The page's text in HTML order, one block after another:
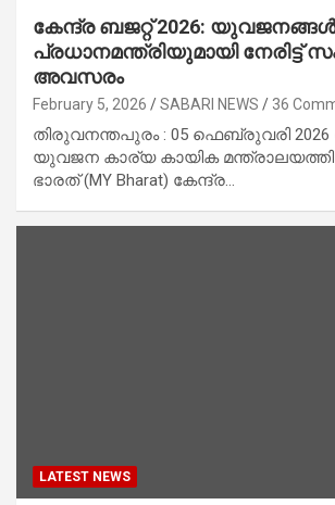
കേന്ദ്ര ബജറ്റ് 2026:
പ്രധാനമന്ത്രിയുമായി നേരിട്ട്
അവസരം
February 5, 2026 SABARI NEWS 36
തിരുവനന്തപുരം : 05 ഫെബ്രുവരി 2026
യുവജന കാര്യ കായിക
ഭാരത് (MY Bharat) കേന്ദ്ര…
LATEST NEWS